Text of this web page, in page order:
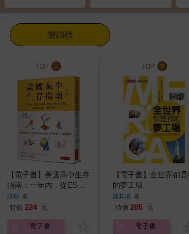
暢銷榜
TOP 1
【電子書】美國高中生存
指南：一年內，從ESOL
到AP Lang的台灣小高一
奮鬥史
許捷 著
特價 224 元
電子書
TOP 2
【電子書】全世界都
的夢工場
謝其濬著
特價 285 元
電子書